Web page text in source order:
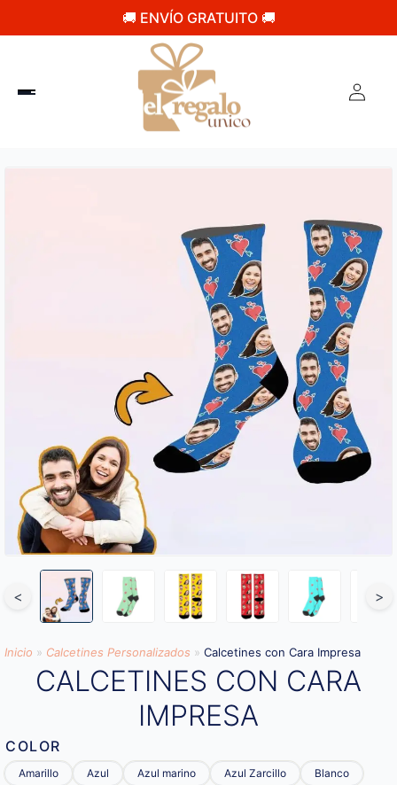
🚚 ENVÍO GRATUITO 🚚
< >
Inicio » Calcetines Personalizados » Calcetines con Cara Impresa
CALCETINES CON CARA
IMPRESA
COLOR
Amarillo Azul Azul marino Azul Zarcillo
Blanco